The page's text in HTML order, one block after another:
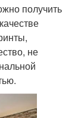
получить
не